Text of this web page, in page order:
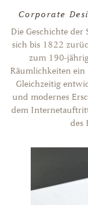
Corporate
Die Geschichte der
sich bis 1822
zum 190-
Räumlichkeiten ein
Gleichzeitig
und modernes
dem
des